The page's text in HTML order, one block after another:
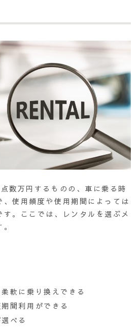
数万円するものの、車に乗る時
、使用頻度や使用期間によっては
す。ここでは、レンタルを選ぶメ
軟に乗り換えできる
間利用ができる
べる